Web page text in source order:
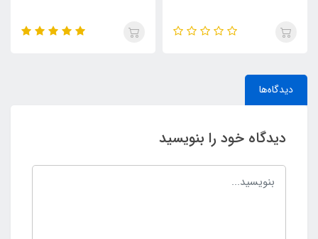
دیدگاه‌ها
دیدگاه خود را بنویسید